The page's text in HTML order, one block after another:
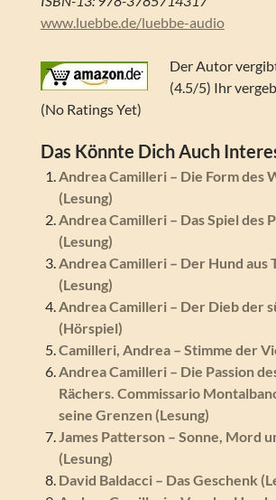
www.luebbe.de/luebbe-audio
Der Autor
(4.5/5) Ihr
(No Ratings Yet)
Das Könnte Dich Auch
Andrea Camilleri – Die Form des
(Lesung)
Andrea Camilleri – Das Spiel des
(Lesung)
Andrea Camilleri – Der Hund aus
(Lesung)
Andrea Camilleri – Der Dieb der
(Hörspiel)
Camilleri, Andrea – Stimme der
Andrea Camilleri – Die Passion
Rächers. Commissario
seine Grenzen (Lesung)
James Patterson – Sonne, Mord
(Lesung)
David Baldacci – Das Geschenk